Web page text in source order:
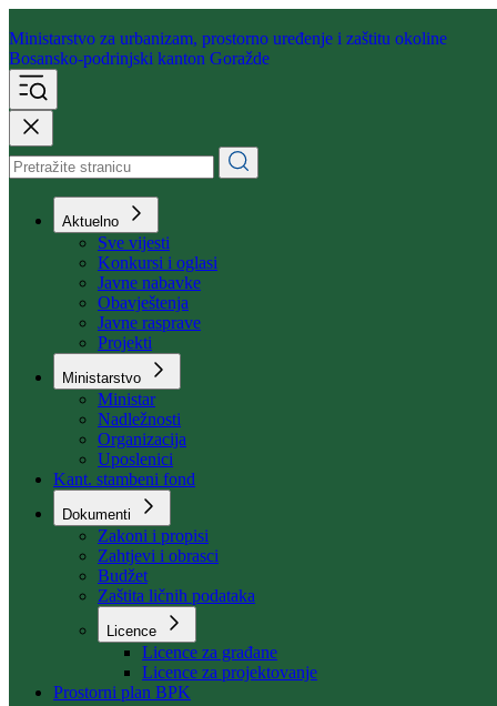
Ministarstvo za urbanizam,
Bosansko-podrinjski kanton Goražde
Aktuelno
Sve vijesti
Konkursi i oglasi
Javne nabavke
Obavještenja
Javne rasprave
Projekti
Ministarstvo
Ministar
Nadležnosti
Organizacija
Uposlenici
Kant. stambeni fond
Dokumenti
Zakoni i propisi
Zahtjevi i obrasci
Budžet
Zaštita ličnih podataka
Licence